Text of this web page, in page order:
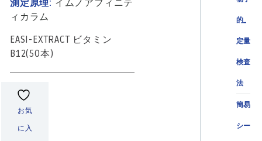
的_
定量
検査
法
簡易
シー
測定原理: イムノアフィニテ
ィカラム
EASI-EXTRACT ビタミン
B12(50本)
お気
に入